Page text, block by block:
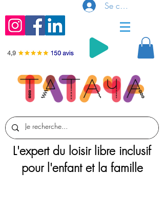
Se connecter
L'expert du loisir libre inclusif
pour l'enfant et la famille